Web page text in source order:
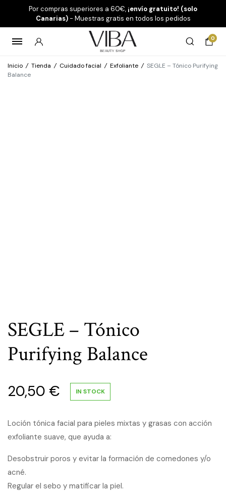
Por compras superiores a 60€, ¡envío gratuito! (solo
Canarias)- Muestras gratis en todos los pedidos
0
Inicio / Tienda / Cuidado facial / Exfoliante / SEGLE – Tónico Purifying
Balance
SEGLE – Tónico
Purifying Balance
20,50 € IN STOCK
Loción tónica facial para pieles mixtas y grasas con acción
exfoliante suave, que ayuda a:
Desobstruir poros y evitar la formación de comedones y/o
acné.
Regular el sebo y matificar la piel.